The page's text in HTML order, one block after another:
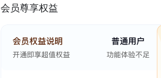
会员尊享权益